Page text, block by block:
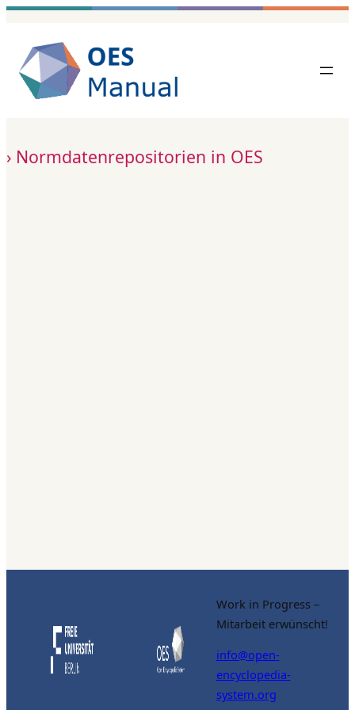
Zum
springen
Normdatenrepositorien in OES
Work in Progress –
Mitarbeit erwünscht!
info@open-
encyclopedia-
system.org